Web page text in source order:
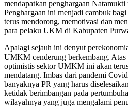
mendapatkan penghargaan
Penghargaan ini menjadi cambuk
terus mendorong, memotivasi dan
para pelaku UKM di Kabupaten
Apalagi sejauh ini denyut
UMKM cenderung berkembang. Atas
optimistis sektor UMKM ini akan
mendatang. Imbas dari pandemi
banyaknya PR yang harus
ketidak berimbangan pada
wilayahnya yang juga mengalami